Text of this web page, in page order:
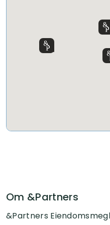
Om &Partners
&Partners